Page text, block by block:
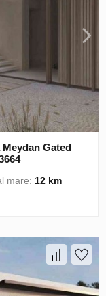
Meydan Gated
mare: 12 km